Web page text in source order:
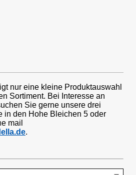
nur eine kleine Produktauswahl
Sortiment. Bei Interesse an
Sie gerne unsere drei
in den Hohe Bleichen 5 oder
mail
.